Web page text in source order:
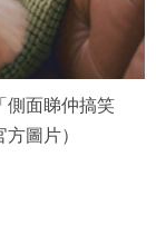
側面睇仲搞笑
圖片）